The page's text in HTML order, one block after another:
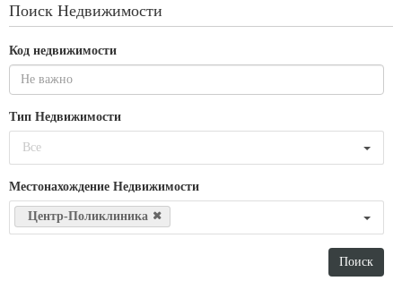
Поиск Недвижимости
Код недвижимости
Тип Недвижимости
Все
Местонахождение Недвижимости
Центр-Поликлиника